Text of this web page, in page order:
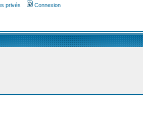
privés Connexion